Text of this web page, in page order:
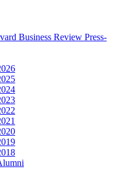
Business Review Press-